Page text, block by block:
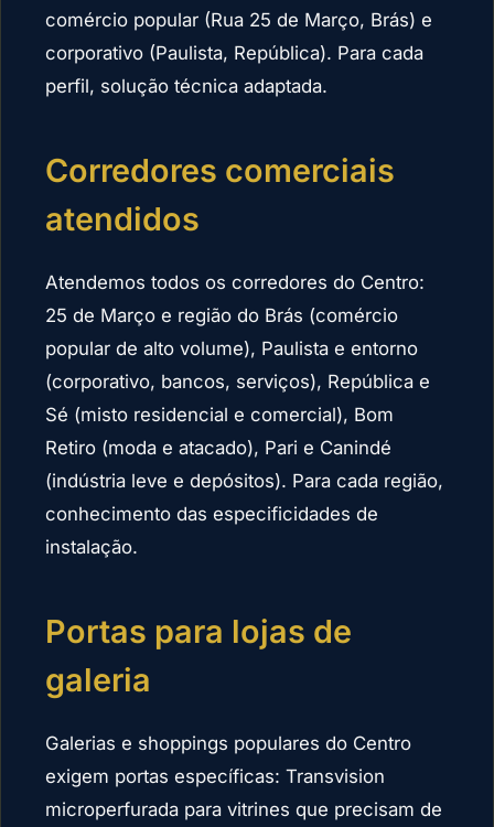
comércio popular (Rua 25 de Março, Brás) e
corporativo (Paulista, República). Para cada
perfil, solução técnica adaptada.
Corredores comerciais
atendidos
Atendemos todos os corredores do Centro:
25 de Março e região do Brás (comércio
popular de alto volume), Paulista e entorno
(corporativo, bancos, serviços), República e
Sé (misto residencial e comercial), Bom
Retiro (moda e atacado), Pari e Canindé
(indústria leve e depósitos). Para cada região,
conhecimento das especificidades de
instalação.
Portas para lojas de
galeria
Galerias e shoppings populares do Centro
exigem portas específicas: Transvision
microperfurada para vitrines que precisam de